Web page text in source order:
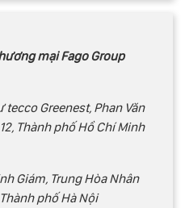
mại Fago Group
tecco Greenest, Phan Văn
Thành phố Hồ Chí Minh
Giám, Trung Hòa Nhân
phố Hà Nội